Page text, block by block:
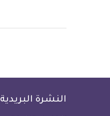
النشرة البريدية